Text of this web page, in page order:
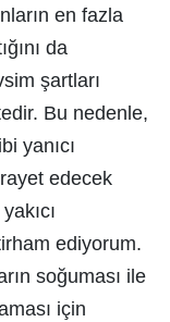
en fazla
da
şartları
Bu nedenle,
yanıcı
edecek
ediyorum.
soğuması ile
için